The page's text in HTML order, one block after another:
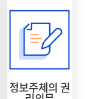
정보주체의 권